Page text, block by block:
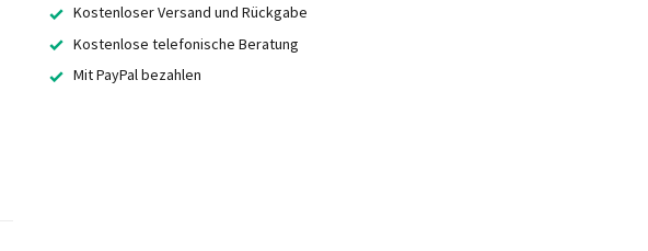
Kostenloser Versand und Rückgabe
Kostenlose telefonische Beratung
Mit PayPal bezahlen